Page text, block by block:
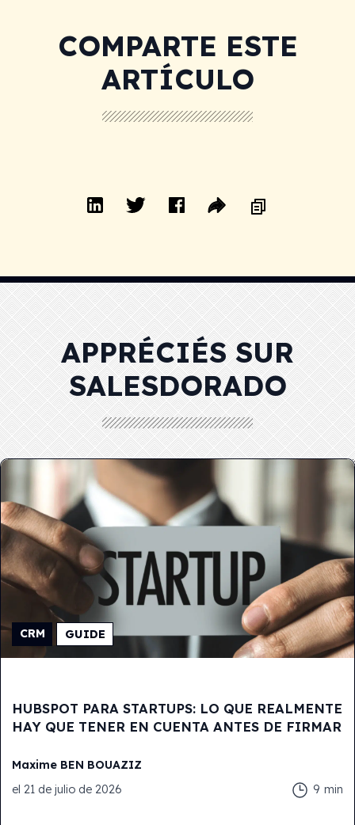
COMPARTE ESTE
ARTÍCULO
APPRÉCIÉS SUR
SALESDORADO
CRM GUIDE
HUBSPOT PARA STARTUPS: LO QUE REALMENTE
HAY QUE TENER EN CUENTA ANTES DE FIRMAR
Maxime BEN BOUAZIZ
el21 de julio de 2026 9 min